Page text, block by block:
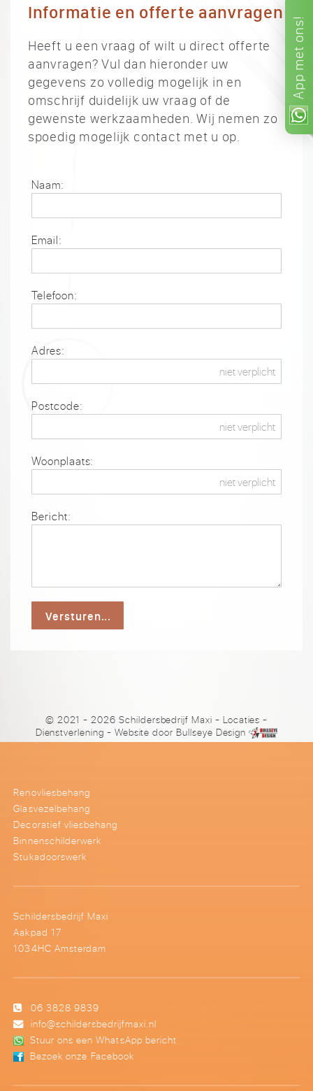
App
met
ons!
Informatie en offerte aanvragen
Heeft u een vraag of wilt u direct offerte
aanvragen? Vul dan hieronder uw
gegevens zo volledig mogelijk in en
omschrijf duidelijk uw vraag of de
gewenste werkzaamheden. Wij nemen zo
spoedig mogelijk contact met u op.
Naam:
Email:
Telefoon:
Adres:
Postcode:
Woonplaats:
Bericht:
Versturen...
© 2021 - 2026 Schildersbedrijf Maxi - Locaties -
Dienstverlening - Website doorBullseye Design
Renovliesbehang
Glasvezelbehang
Decoratief vliesbehang
Binnenschilderwerk
Stukadoorswerk
Schildersbedrijf Maxi
Aakpad 17
1034HC Amsterdam
06 3828 9839
info@schildersbedrijfmaxi.nl
Stuur ons een WhatsApp bericht
Bezoek onze Facebook